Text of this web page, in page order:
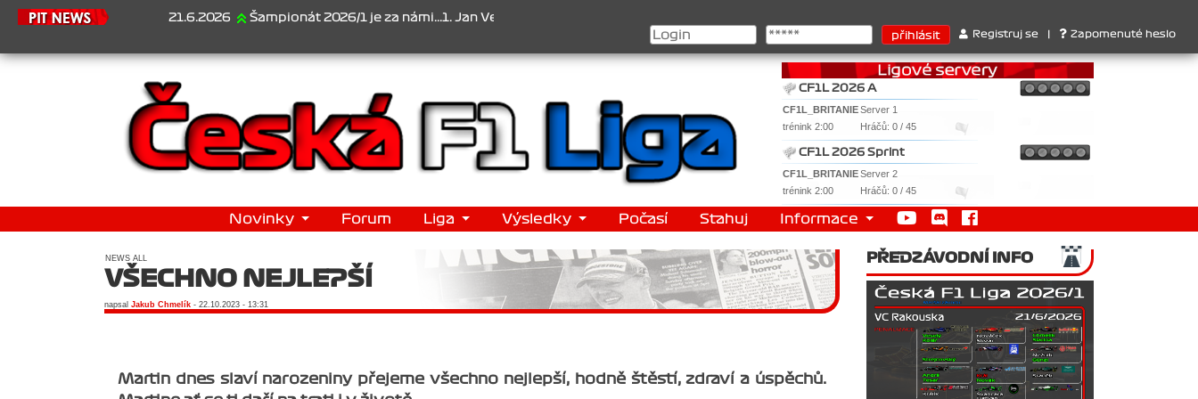
21.6.2026 Šampionát 2026/1 je za námi...1. Jan Veselý , 2. Jan Nováček , 3. Jakub Chmelík , Pohár konstruktérů : 1. Ferrari . 2. Williams , 3. RedBull ..... SprintCup - 1. Jan
Registruj se Zapomenuté heslo
CF1L 2026 A
CF1L_BRITANIEServer 1
trénink 2:00
Hráčů: 0 / 45
CF1L 2026 Sprint
CF1L_BRITANIEServer 2
trénink 2:00
Hráčů: 0 / 45
Novinky Forum Liga Výsledky Počasí Stahuj Informace
NEWS ALL
VŠECHNO NEJLEPŠÍ
napsal Jakub Chmelík - 22.10.2023 - 13:31
Martin dnes slaví narozeniny přejeme všechno nejlepší, hodně štěstí, zdraví a úspěchů.
PŘEDZÁVODNÍ INFO